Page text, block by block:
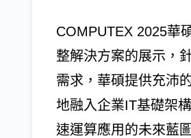
COMPUTEX 2025華
整解決方案的展示，
需求，華碩提供充沛
地融入企業IT基礎架
速運算應用的未來藍